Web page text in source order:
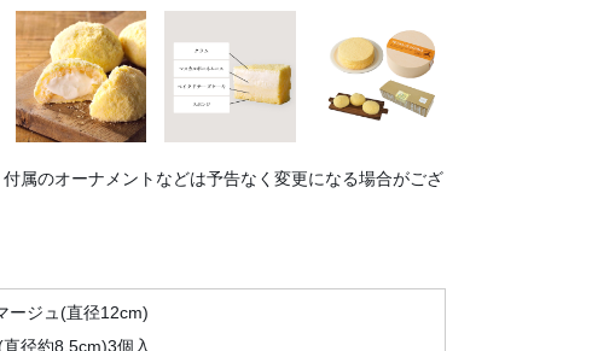
属のオーナメントなどは予告なく変更になる場合がござ
ージュ(直径12cm)
径約8.5cm)3個入